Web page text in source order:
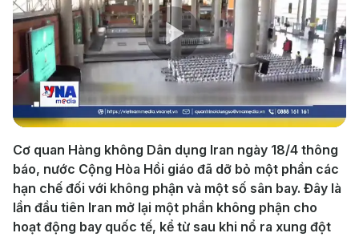
Play
Video
Cơ quan Hàng không Dân dụng Iran ngày 18/4 thông
báo, nước Cộng Hòa Hồi giáo đã dỡ bỏ một phần các
hạn chế đối với không phận và một số sân bay. Đây là
lần đầu tiên Iran mở lại một phần không phận cho
hoạt động bay quốc tế, kể từ sau khi nổ ra xung đột